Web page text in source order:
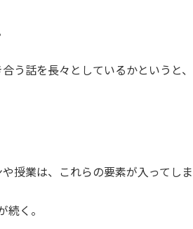
う話を長々としているかというと
授業は、これらの要素が入ってしま
続く。